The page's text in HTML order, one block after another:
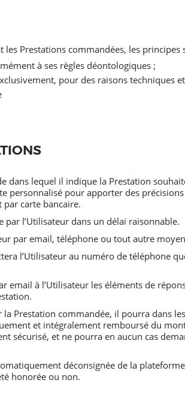
Prestations commandées, les
à ses règles déontologiques ;
pour des raisons techniques
dans lequel il indique la Prestation
pour apporter des
par carte bancaire.
par l’Utilisateur dans un délai raisonnable.
par email, téléphone ou tout autre
l’Utilisateur au numéro de téléphone
à l’Utilisateur les éléments de
la Prestation commandée, il pourra dans
et intégralement remboursé du
sécurisé, et ne pourra en aucun cas
déconsignée de la
honorée ou non.